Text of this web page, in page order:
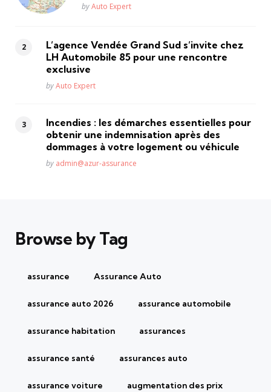
Posted
byAuto Expert
L’agence Vendée Grand Sud s’invite chez
LH Automobile 85 pour une rencontre
exclusive
Posted
byAuto Expert
Incendies : les démarches essentielles pour
obtenir une indemnisation après des
dommages à votre logement ou véhicule
Posted
by admin@azur-assurance
Browse by Tag
assurance Assurance Auto
assurance auto 2026 assurance automobile
assurance habitation assurances
assurance santé assurances auto
assurance voiture augmentation des prix